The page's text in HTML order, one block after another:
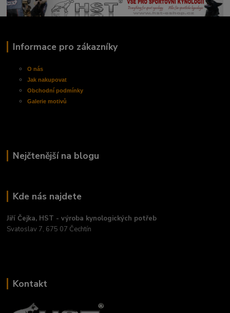
Informace pro zákazníky
O nás
Jak nakupovat
Obchodnípodmínky
Galerie motivů
Nejčtenější na blogu
Kde nás najdete
Jiří Čejka, HST - výroba kynologických potřeb
Svatoslav 7, 675 07 Čechtín
Kontakt